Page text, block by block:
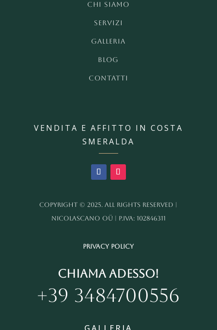
CHI SIAMO
SERVIZI
GALLERIA
BLOG
CONTATTI
VENDITA E AFFITTO IN COSTA
SMERALDA
Copyright © 2025. All Rights Reserved |
nicolascano OÜ | P.IVA: 102846311
Privacy policy
Chiama adesso!
+39 3484700556